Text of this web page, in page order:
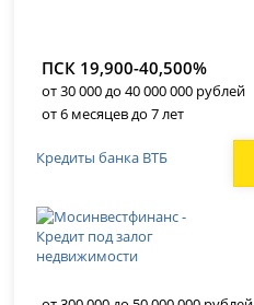
ПСК 19,900-40,500%
от 30 000 до 40 000 000 рублей
от 6 месяцев до 7 лет
Кредиты банка ВТБ